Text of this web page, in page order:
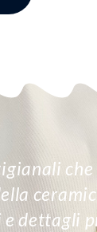
che
dettagli